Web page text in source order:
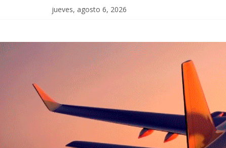
jueves, agosto 6, 2026